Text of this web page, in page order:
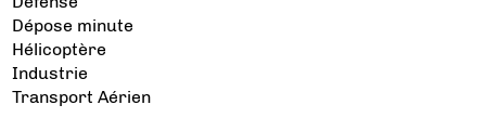
Dépose minute
Hélicoptère
Industrie
Transport Aérien